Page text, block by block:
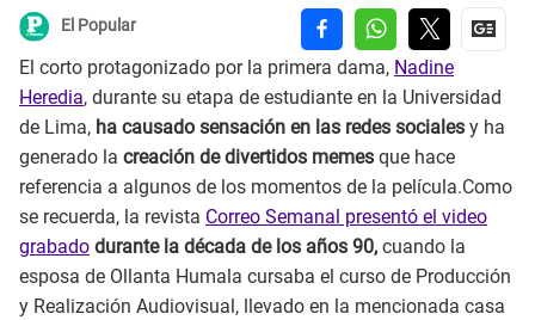
El Popular
El corto protagonizado por la primera dama, Nadine
Heredia, durante su etapa de estudiante en la Universidad
de Lima, ha causado sensación en las redes sociales y ha
generado la creación de divertidos memes que hace
referencia a algunos de los momentos de la película.Como
se recuerda, la revista Correo Semanal presentó el video
grabado durante la década de los años 90, cuando la
esposa de Ollanta Humala cursaba el curso de Producción
y Realización Audiovisual, llevado en la mencionada casa